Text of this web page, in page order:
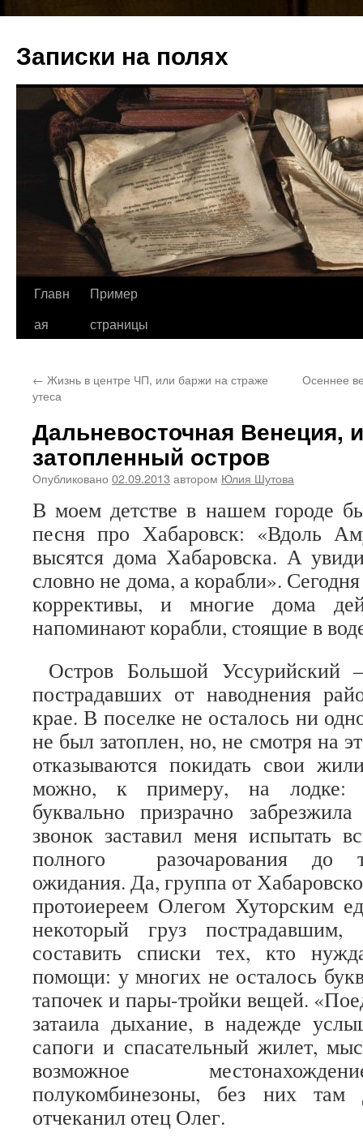
Записки на полях
Перейти
Главн
ая
Пример
страницы
← Жизнь в центре ЧП, или баржи на страже
утеса
Осеннее
Дальневосточная Венеция,
затопленный остров
Опубликовано 02.09.2013 автором Юлия Шутова
В моем детстве в нашем городе
песня про Хабаровск: «Вдоль
высятся дома Хабаровска. А
словно не дома, а корабли».
коррективы, и многие дома
напоминают корабли, стоящие в
Остров Большой Уссурийский
пострадавших от наводнения
крае. В поселке не осталось ни
не был затоплен, но, не смотря на
отказываются покидать свои
можно, к примеру, на лодке:
буквально призрачно
звонок заставил меня испытать
полного разочарования до
ожидания. Да, группа от
протоиереем Олегом Хуторским
некоторый груз
составить списки тех, кто
помощи: у многих не осталось
тапочек и пары-тройки вещей.
затаила дыхание, в надежде
сапоги и спасательный жилет,
возможное
полукомбинезоны, без них
отчеканил отец Олег.